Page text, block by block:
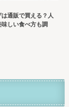
通販で買える？人
しい食べ方も調